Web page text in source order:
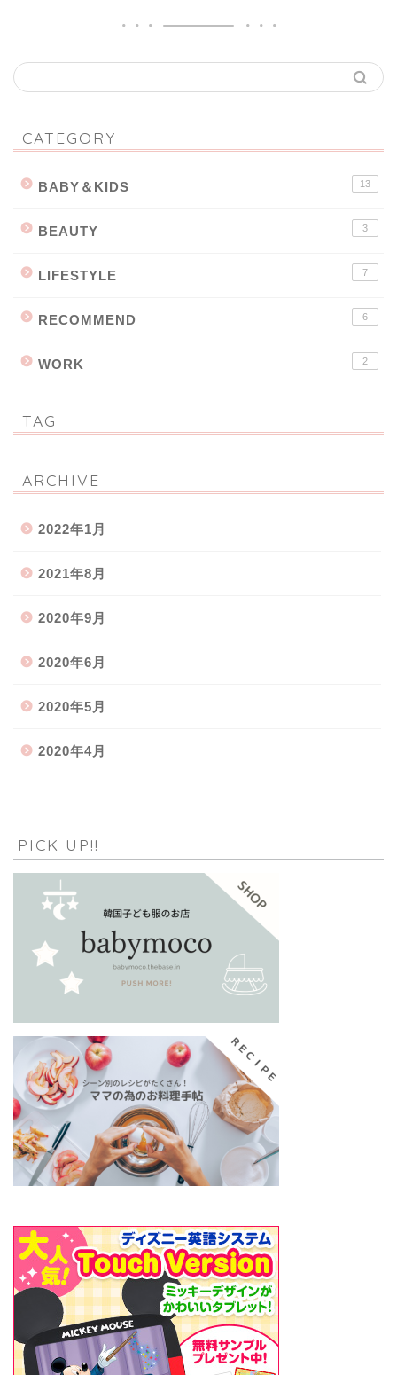
CATEGORY
BABY＆KIDS 13
BEAUTY 3
LIFESTYLE 7
RECOMMEND 6
WORK 2
TAG
ARCHIVE
2022年1月
2021年8月
2020年9月
2020年6月
2020年5月
2020年4月
PICK UP!!